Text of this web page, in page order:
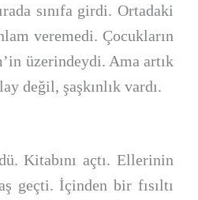
sınıfa girdi. Ortadaki
veremedi. Çocukların
üzerindeydi. Ama artık
değil, şaşkınlık vardı.
Kitabını açtı. Ellerinin
geçti. İçinden bir fısıltı